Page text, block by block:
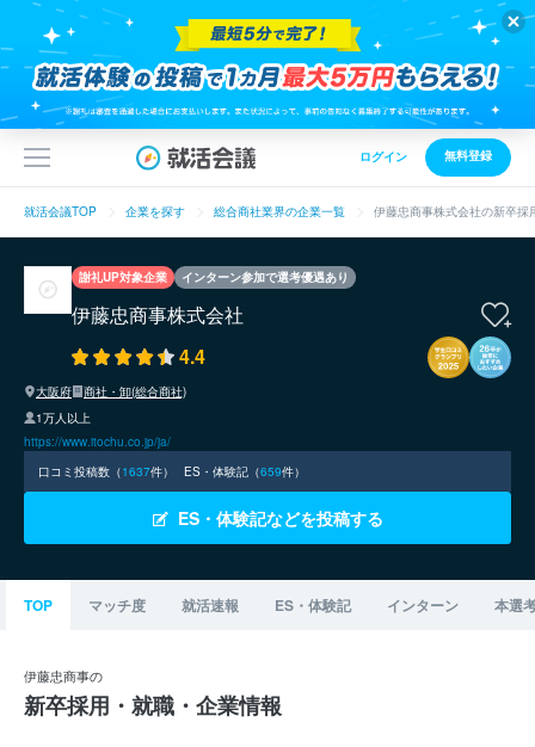
ログイン 無料登録
就活会議TOP 企業を探す 総合商社業界の企業一覧 伊藤忠商事株式会社の新卒採
謝礼UP対象企業 インターン参加で選考優遇あり
伊藤忠商事株式会社
4.4
大阪府
商社・卸(総合商社)
1万人以上
https://www.itochu.co.jp/ja/
口コミ投稿数（1637件） ES・体験記（659件）
ES・体験記などを投稿する
TOP マッチ度 就活速報 ES・体験記 インターン 本選
伊藤忠商事の
新卒採用・就職・企業情報